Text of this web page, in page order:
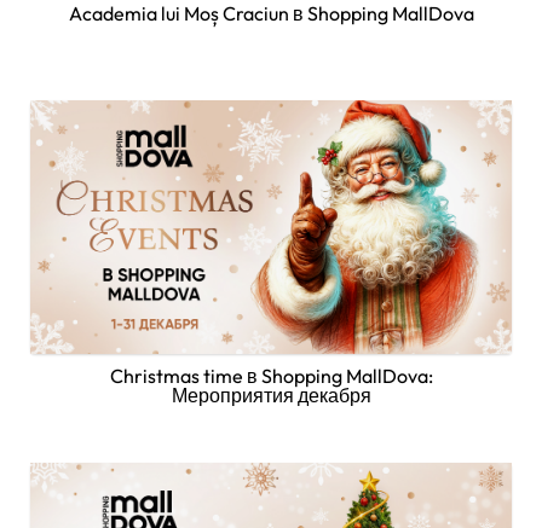
Academia lui Moș Craciun в Shopping MallDova
Christmas time в Shopping MallDova:
Мероприятия декабря